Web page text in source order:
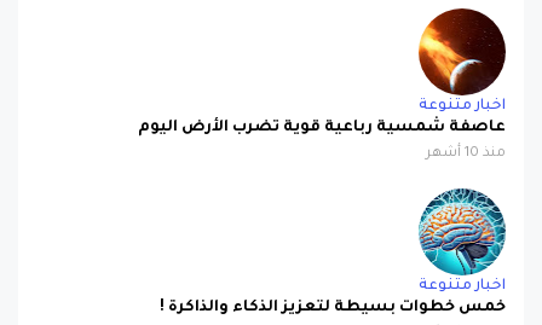
اخبار متنوعة
عاصفة شمسية رباعية قوية تضرب الأرض اليوم
منذ 10 أشهر
اخبار متنوعة
خمس خطوات بسيطة لتعزيز الذكاء والذاكرة !